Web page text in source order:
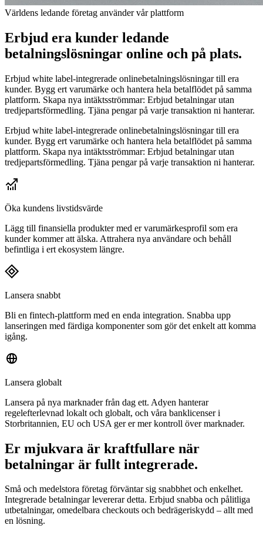
Världens ledande företag använder vår plattform
Erbjud era kunder ledande
betalningslösningar online och på plats.
Erbjud white label-integrerade onlinebetalningslösningar till era
kunder. Bygg ert varumärke och hantera hela betalflödet på samma
plattform. Skapa nya intäktsströmmar: Erbjud betalningar utan
tredjepartsförmedling. Tjäna pengar på varje transaktion ni hanterar.
Erbjud white label-integrerade onlinebetalningslösningar till era
kunder. Bygg ert varumärke och hantera hela betalflödet på samma
plattform. Skapa nya intäktsströmmar: Erbjud betalningar utan
tredjepartsförmedling. Tjäna pengar på varje transaktion ni hanterar.
Öka kundens livstidsvärde
Lägg till finansiella produkter med er varumärkesprofil som era
kunder kommer att älska. Attrahera nya användare och behåll
befintliga i ert ekosystem längre.
Lansera snabbt
Bli en fintech-plattform med en enda integration. Snabba upp
lanseringen med färdiga komponenter som gör det enkelt att komma
igång.
Lansera globalt
Lansera på nya marknader från dag ett. Adyen hanterar
regelefterlevnad lokalt och globalt, och våra banklicenser i
Storbritannien, EU och USA ger er mer kontroll över marknader.
Er mjukvara är kraftfullare när
betalningar är fullt integrerade.
Små och medelstora företag förväntar sig snabbhet och enkelhet.
Integrerade betalningar levererar detta. Erbjud snabba och pålitliga
utbetalningar, omedelbara checkouts och bedrägeriskydd – allt med
en lösning.